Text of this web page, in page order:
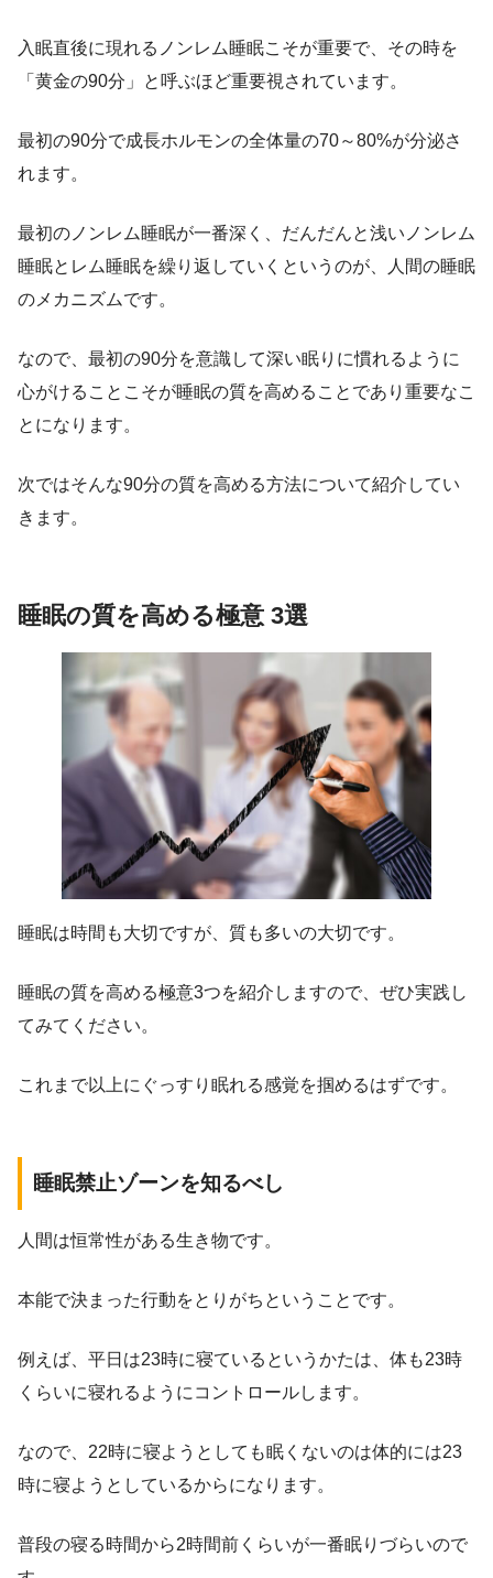
入眠直後に現れるノンレム睡眠こそが重要で、その時を
「黄金の90分」と呼ぶほど重要視されています。
最初の90分で成長ホルモンの全体量の70～80%が分泌さ
れます。
最初のノンレム睡眠が一番深く、だんだんと浅いノンレム
睡眠とレム睡眠を繰り返していくというのが、人間の睡眠
のメカニズムです。
なので、最初の90分を意識して深い眠りに慣れるように
心がけることこそが睡眠の質を高めることであり重要なこ
とになります。
次ではそんな90分の質を高める方法について紹介してい
きます。
睡眠の質を高める極意 3選
睡眠は時間も大切ですが、質も多いの大切です。
睡眠の質を高める極意3つを紹介しますので、ぜひ実践し
てみてください。
これまで以上にぐっすり眠れる感覚を掴めるはずです。
睡眠禁止ゾーンを知るべし
人間は恒常性がある生き物です。
本能で決まった行動をとりがちということです。
例えば、平日は23時に寝ているというかたは、体も23時
くらいに寝れるようにコントロールします。
なので、22時に寝ようとしても眠くないのは体的には23
時に寝ようとしているからになります。
普段の寝る時間から2時間前くらいが一番眠りづらいので